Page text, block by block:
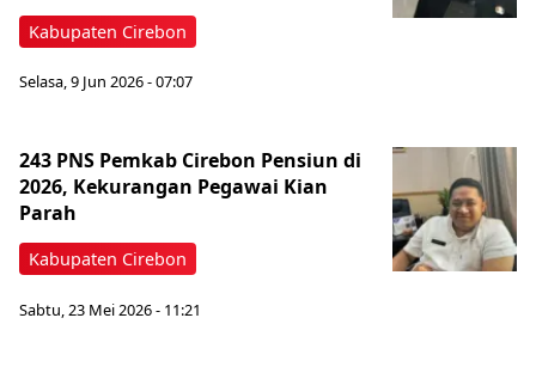
Kabupaten Cirebon
Selasa, 9 Jun 2026 - 07:07
Kabupaten Cirebon
243 PNS Pemkab Cirebon Pensiun di
2026, Kekurangan Pegawai Kian
Parah
Sabtu, 23 Mei 2026 - 11:21